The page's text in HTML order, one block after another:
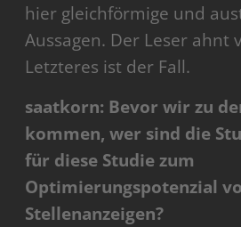
hier gleichförmige und
Aussagen. Der Leser ahnt
Letzteres ist der Fall.
saatkorn: Bevor wir zu
kommen, wer sind die
für diese Studie zum
Optimierungspotenzial
Stellenanzeigen?